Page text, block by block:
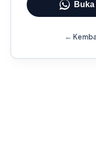
←